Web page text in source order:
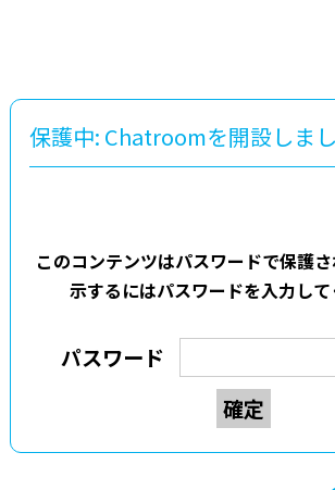
保護中: Chatroomを開設しまし
このコンテンツはパスワードで保護
示するにはパスワードを入力して
パスワード